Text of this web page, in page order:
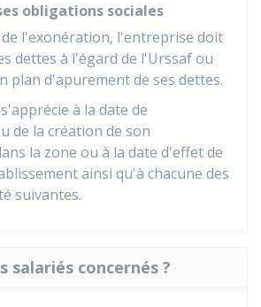
obligations sociales
l'exonération, l'entreprise doit
dettes à l'égard de l'Urssaf ou
plan d'apurement de ses dettes.
à la date de
de la création de son
la zone ou à la date d'effet de
ainsi qu'à chacune des
suivantes.
salariés concernés ?